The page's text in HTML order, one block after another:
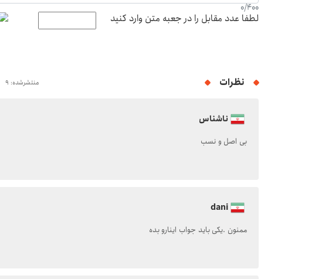
0/400
لطفا عدد مقابل را در جعبه متن وارد کنید
نظرات منتشرشده: 9
ناشناس
بی اصل و نسب
dani
ممنون .یکی باید جواب اینارو بده